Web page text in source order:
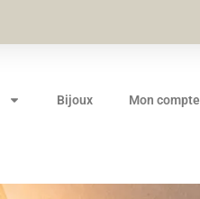
Bijoux Mon compte